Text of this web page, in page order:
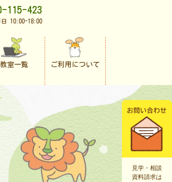
115-423
日 10:00-18:00
教室一覧 ご利用について
見学・相談
資料請求は